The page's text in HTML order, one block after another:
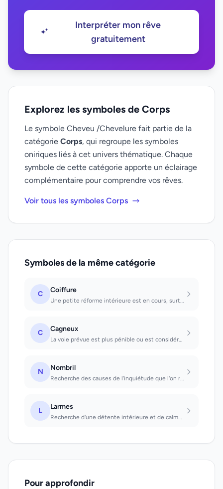
Interpréter mon rêve
gratuitement
Explorez les symboles de Corps
Le symbole Cheveu /Chevelure fait partie de la
catégorie Corps, qui regroupe les symboles
oniriques liés à cet univers thématique. Chaque
symbole de cette catégorie apporte un éclairage
complémentaire pour comprendre vos rêves.
Voir tous les symboles Corps
Symboles de la même catégorie
C Coiffure
Une petite réforme intérieure est en cours, surtout quand il s'agit de rêves de...
C Cagneux
La voie prévue est plus pénible ou est considérée comme plus pénible qu'on l'ava...
N Nombril
Recherche des causes de l'inquiétude que l'on ressent, d'un secret intérieur. Qu...
L Larmes
Recherche d'une détente intérieure et de calme. Que l'on voit : joie.
Pour approfondir